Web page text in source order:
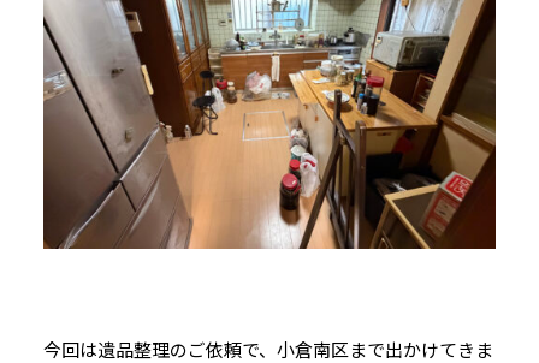
今回は遺品整理のご依頼で、小倉南区まで出かけてきま